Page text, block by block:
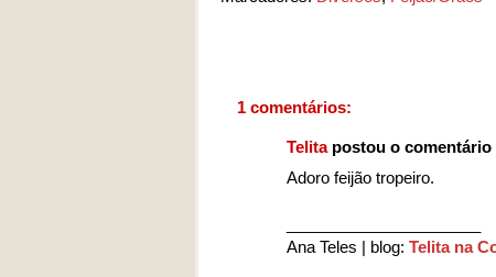
1 comentários:
Telitapostou o comentário
Adoro feijão tropeiro.
Ana Teles | blog: Telita na